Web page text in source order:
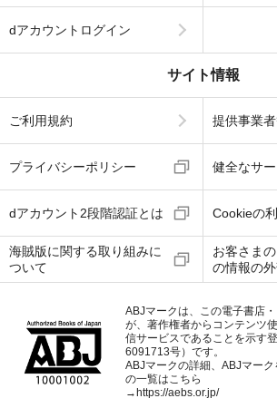
dアカウントログイン
サイト情報
ご利用規約 提供事業
プライバシーポリシー 健全なサ
dアカウント2段階認証とは Cookieの
海賊版に関する取り組みに
ついて
お客さま
の情報の
ABJマークは、この電子書店
が、著作権者からコンテンツ
信サービスであることを示す
6091713号）です。
ABJマークの詳細、ABJマー
の一覧はこちら
→ https://aebs.or.jp/